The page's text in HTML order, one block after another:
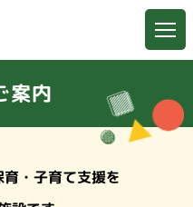
案内
・子育て支援を